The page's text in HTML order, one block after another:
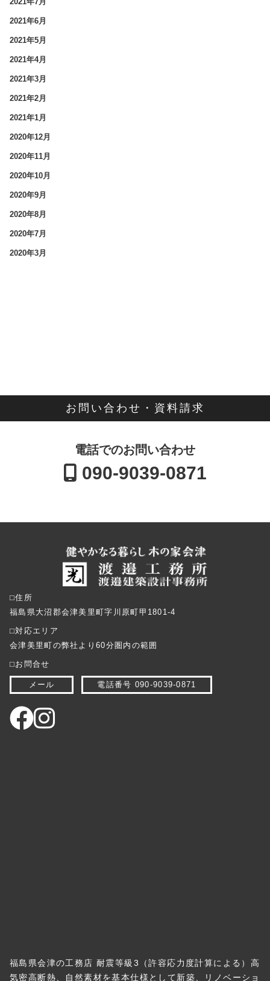
2021年6月
2021年5月
2021年4月
2021年3月
2021年2月
2021年1月
2020年12月
2020年11月
2020年10月
2020年9月
2020年8月
2020年7月
2020年3月
お問い合わせ・資料請求
電話でのお問い合わせ
090-9039-0871
⬜︎住所
福島県大沼郡会津美里町字川原町甲1801-4
⬜︎対応エリア
会津美里町の弊社より60分圏内の範囲
⬜︎お問合せ
メール 電話番号 090-9039-0871
福島県会津の工務店 耐震等級3（許容応力度計算による）高
気密高断熱、自然素材を基本仕様として新築、リノベーショ